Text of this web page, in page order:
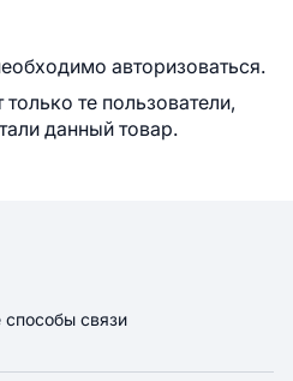
авторизоваться.
те пользователи,
данный товар.
способы связи